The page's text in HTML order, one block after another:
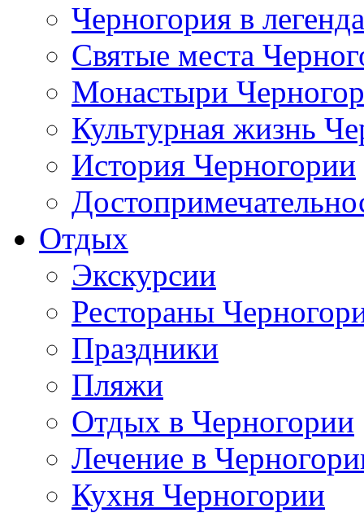
Черногория в
Святые места
Монастыри
Культурная жизнь
История Черногории
Отдых
Экскурсии
Рестораны
Праздники
Пляжи
Отдых в Черногории
Лечение в
Кухня Черногории